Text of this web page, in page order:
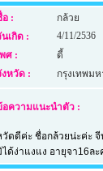
:
กล้วย
เกิด :
4/11/2536
ศ :
ดี้
หวัด :
กรุงเทพม
อความแนะนำตัว :
วัดดีค่ะ ชื่อกล้วยน่ะค่ะ จี
ด้ง่าแงแง อายุจา16ละ